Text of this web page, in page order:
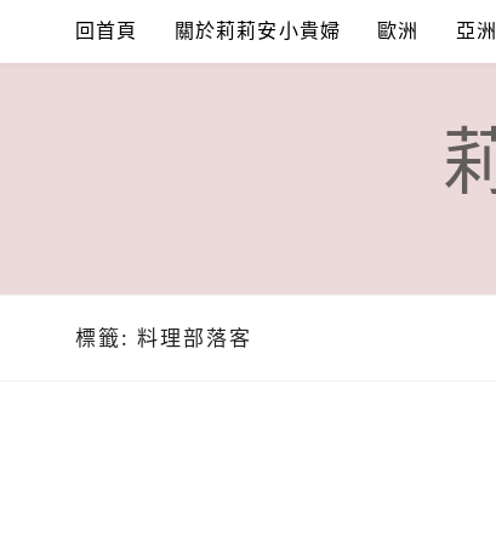
回首頁 關於莉莉安小貴婦 歐洲 亞洲
標籤: 料理部落客